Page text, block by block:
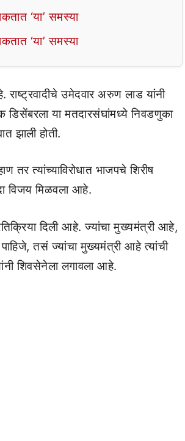
‘या’ समस्या
‘या’ समस्या
राष्ट्रवादीचे उमेदवार अरुण लाड यांनी
या मतदारसंघांमध्ये निवडणुका
झाली होती.
त्यांच्याविरोधात भाजपचे शिरीष
विजय मिळवला आहे.
दिली आहे. ज्यांचा मुख्यमंत्री आहे,
तसं ज्यांचा मुख्यमंत्री आहे त्यांची
शिवसेनेला लगावला आहे.